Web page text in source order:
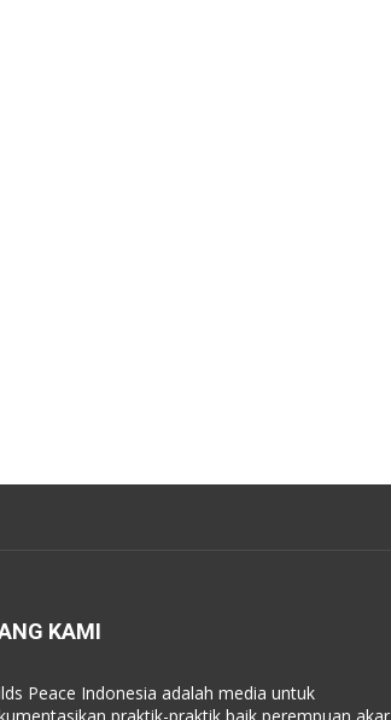
KAMI
Peace Indonesia adalah media untuk